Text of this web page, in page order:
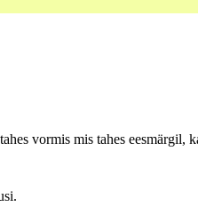
vormis mis tahes eesmärgil,